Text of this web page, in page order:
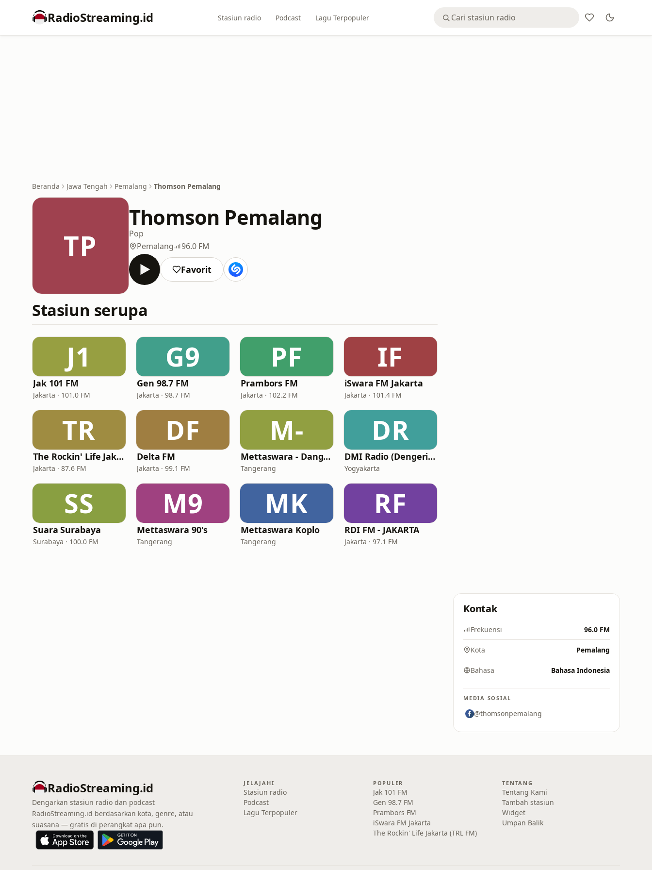
RadioStreaming.id Stasiun radio Podcast Lagu Terpopuler
Beranda Jawa Tengah Pemalang Thomson Pemalang
TP
Thomson Pemalang
Pop
Pemalang
96.0 FM
Favorit
Stasiun serupa
J1
Jak 101 FM
Jakarta · 101.0 FM
G9
Gen 98.7 FM
Jakarta · 98.7 FM
PF
Prambors FM
Jakarta · 102.2 FM
IF
iSwara FM Jakarta
Jakarta · 101.4 FM
TR
The Rockin' Life Jakarta (TRL FM)
Jakarta · 87.6 FM
DF
Delta FM
Jakarta · 99.1 FM
M-
Mettaswara - Dangdut
Tangerang
DR
DMI Radio (Dengerin Musik Indonesia)
Yogyakarta
SS
Suara Surabaya
Surabaya · 100.0 FM
M9
Mettaswara 90's
Tangerang
MK
Mettaswara Koplo
Tangerang
RF
RDI FM - JAKARTA
Jakarta · 97.1 FM
Kontak
Frekuensi 96.0 FM
Kota Pemalang
Bahasa Bahasa Indonesia
MEDIA SOSIAL
@thomsonpemalang
RadioStreaming.id
Dengarkan stasiun radio dan podcast
RadioStreaming.id berdasarkan kota, genre, atau
suasana — gratis di perangkat apa pun.
JELAJAHI
Stasiun radio
Podcast
Lagu Terpopuler
POPULER
Jak 101 FM
Gen 98.7 FM
Prambors FM
iSwara FM Jakarta
The Rockin' Life Jakarta (TRL FM)
TENTANG
Tentang Kami
Tambah stasiun
Widget
Umpan Balik